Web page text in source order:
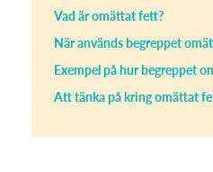
Vad är omättat fett?
När används begreppet
Exempel på hur begreppet
Att tänka på kring omättat